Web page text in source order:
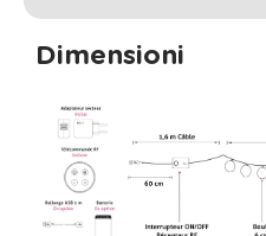
Dimensioni